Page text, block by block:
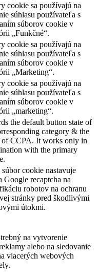
cookie sa používajú na
súhlasu používateľa s
súborov cookie v
„Funkčné“.
cookie sa používajú na
súhlasu používateľa s
súborov cookie v
„Marketing“.
cookie sa používajú na
súhlasu používateľa s
súborov cookie v
„marketing“.
the default button state of
category & the
of CCPA. It works only in
with the primary
súbor cookie nastavuje
Google recaptcha na
robotov na ochranu
stránky pred škodlivými
útokmi.
na vytvorenie
alebo na sledovanie
viacerých webových